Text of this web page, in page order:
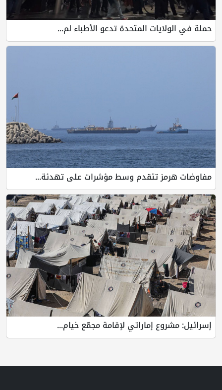
حملة في الولايات المتحدة تدعو الأطباء لم...
مفاوضات هرمز تتقدم وسط مؤشرات على تهدئة...
إسرائيل: مشروع إماراتي لإقامة مجمّع خيام...